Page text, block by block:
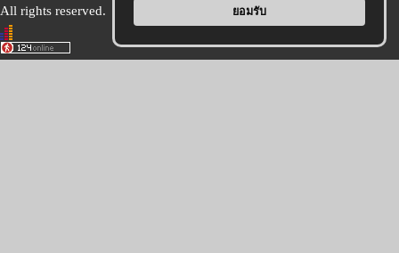
ยอมรับ
All rights reserved.